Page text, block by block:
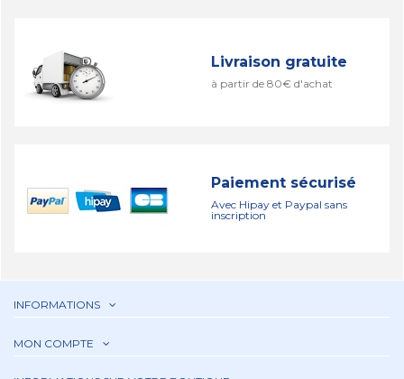
Livraison gratuite
à partir de 80€ d'achat
Paiement sécurisé
Avec Hipay et Paypal sans
inscription
INFORMATIONS
MON COMPTE